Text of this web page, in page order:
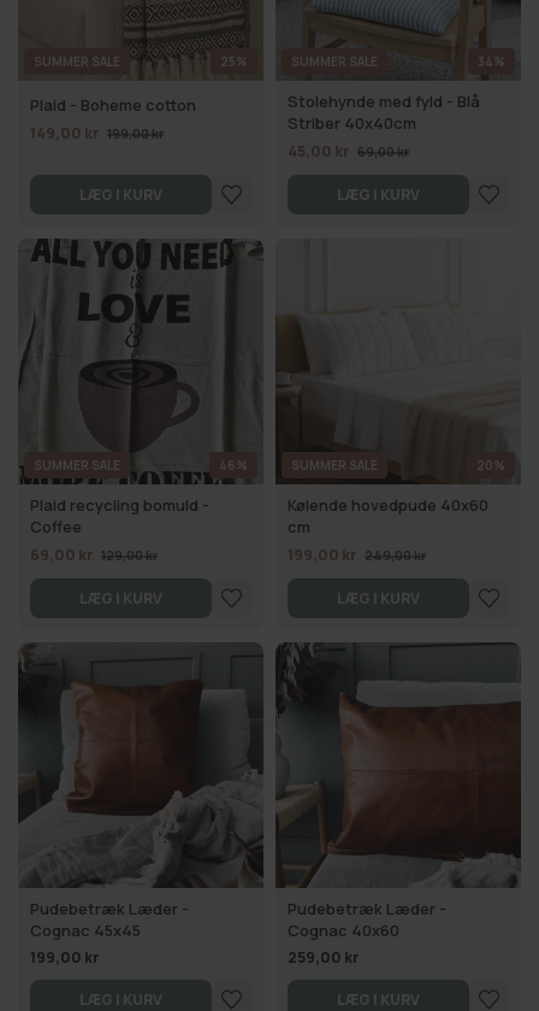
SUMMER SALE 25%
Plaid - Boheme cotton
149,00 kr 199,00 kr
LÆG I KURV
SUMMER SALE 34%
Stolehynde med fyld - Blå
Striber 40x40cm
45,00 kr 69,00 kr
LÆG I KURV
SUMMER SALE 46%
Plaid recycling bomuld -
Coffee
69,00 kr 129,00 kr
LÆG I KURV
SUMMER SALE 20%
Kølende hovedpude 40x60
cm
199,00 kr 249,00 kr
LÆG I KURV
Pudebetræk Læder -
Cognac 45x45
199,00 kr
LÆG I KURV
Pudebetræk Læder -
Cognac 40x60
259,00 kr
LÆG I KURV